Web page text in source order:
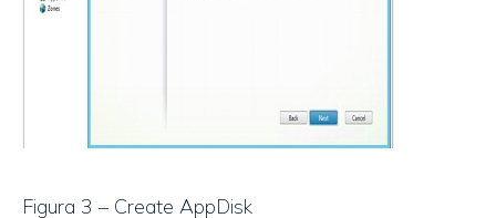
Figura 3 – Create AppDisk